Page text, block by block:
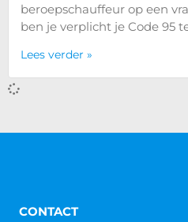
beroepschauffeur op een
ben je verplicht je Code 95
Lees verder »
CONTACT